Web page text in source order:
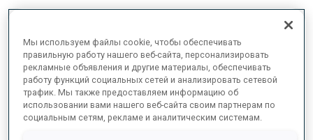
ДАТА РОЖДЕНИЯ
11 АПР. 2005
Мы используем файлы cookie, чтобы обеспечивать
правильную работу нашего веб-сайта, персонализировать
рекламные объявления и другие материалы, обеспечивать
работу функций социальных сетей и анализировать сетевой
трафик. Мы также предоставляем информацию об
использовании вами нашего веб-сайта своим партнерам по
социальным сетям, рекламе и аналитическим системам.